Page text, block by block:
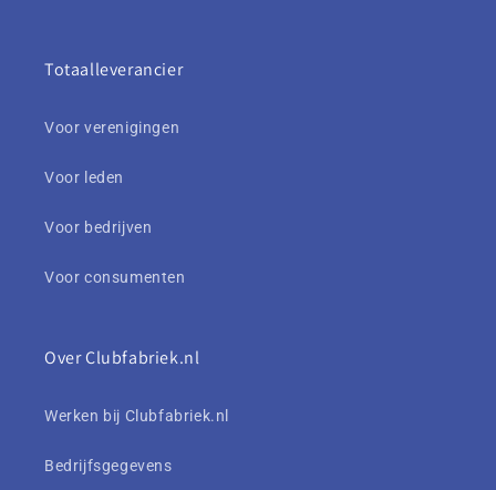
Totaalleverancier
Voor verenigingen
Voor leden
Voor bedrijven
Voor consumenten
Over Clubfabriek.nl
Werken bij Clubfabriek.nl
Bedrijfsgegevens